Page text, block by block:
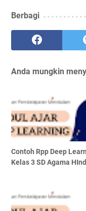
Berbagi
Anda mungkin
Contoh Rpp Deep
Kelas 3 SD Agama